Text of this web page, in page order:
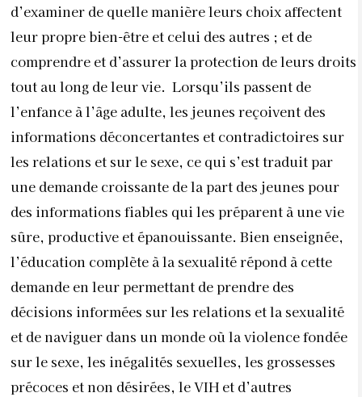
d’examiner de quelle manière leurs choix affectent
leur propre bien-être et celui des autres ; et de
comprendre et d’assurer la protection de leurs droits
tout au long de leur vie. Lorsqu’ils passent de
l’enfance à l’âge adulte, les jeunes reçoivent des
informations déconcertantes et contradictoires sur
les relations et sur le sexe, ce qui s’est traduit par
une demande croissante de la part des jeunes pour
des informations fiables qui les préparent à une vie
sûre, productive et épanouissante. Bien enseignée,
l’éducation complète à la sexualité répond à cette
demande en leur permettant de prendre des
décisions informées sur les relations et la sexualité
et de naviguer dans un monde où la violence fondée
sur le sexe, les inégalités sexuelles, les grossesses
précoces et non désirées, le VIH et d’autres